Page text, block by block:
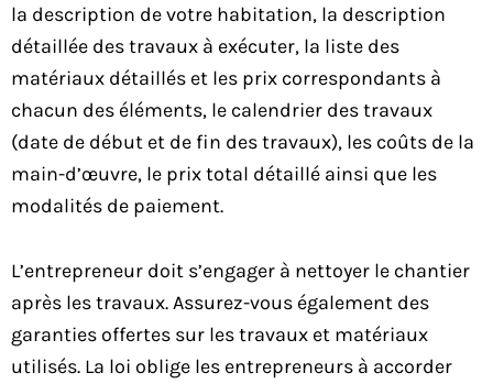
la description de votre habitation, la description
détaillée des travaux à exécuter, la liste des
matériaux détaillés et les prix correspondants à
chacun des éléments, le calendrier des travaux
(date de début et de fin des travaux), les coûts de la
main-d’œuvre, le prix total détaillé ainsi que les
modalités de paiement.
L’entrepreneur doit s’engager à nettoyer le chantier
après les travaux. Assurez-vous également des
garanties offertes sur les travaux et matériaux
utilisés. La loi oblige les entrepreneurs à accorder